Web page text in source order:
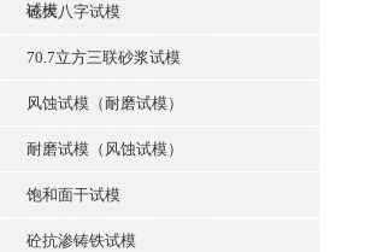
试模
砼大八字试模
70.7立方三联砂浆试模
风蚀试模（耐磨试模）
耐磨试模（风蚀试模）
饱和面干试模
砼抗渗铸铁试模